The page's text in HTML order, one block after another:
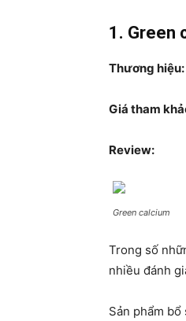
1. Green
Thương
Giá tham
Review:
Green calcium
Trong số
nhiều đánh
Sản phẩm